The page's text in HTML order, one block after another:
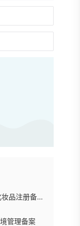
2026年7月全球化妆品法规动态：化妆品注册备案8项优化措施、欧盟拟修订化妆品禁限用物质清单...
管理备案